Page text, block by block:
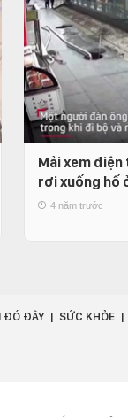
Mải xem
rơi xuống hố
4 năm trước
ĐÓ ĐÂY SỨC KHỎE